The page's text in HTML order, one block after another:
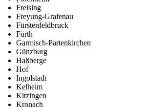
Freising
Freyung-Grafenau
Fürstenfeldbruck
Fürth
Garmisch-Partenkirchen
Günzburg
Haßberge
Hof
Ingolstadt
Kelheim
Kitzingen
Kronach